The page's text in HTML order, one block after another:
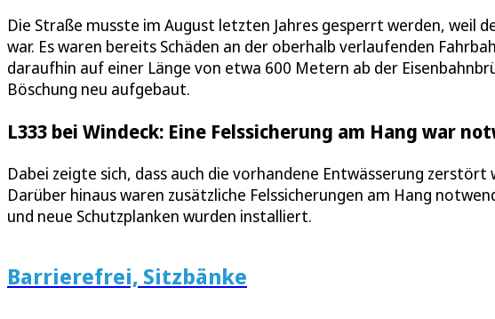
Die Straße musste im August letzten Jahres gesperrt werden, weil
war. Es waren bereits Schäden an der oberhalb verlaufenden
daraufhin auf einer Länge von etwa 600 Metern ab der
Böschung neu aufgebaut.
L333 bei Windeck: Eine Felssicherung am Hang war
Dabei zeigte sich, dass auch die vorhandene Entwässerung zerstört
Darüber hinaus waren zusätzliche Felssicherungen am Hang
und neue Schutzplanken wurden installiert.
Barrierefrei, Sitzbänke